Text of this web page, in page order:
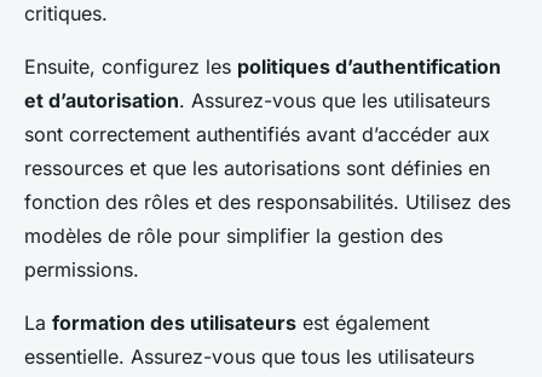
critiques.
Ensuite, configurez les politiques d’authentification
et d’autorisation. Assurez-vous que les utilisateurs
sont correctement authentifiés avant d’accéder aux
ressources et que les autorisations sont définies en
fonction des rôles et des responsabilités. Utilisez des
modèles de rôle pour simplifier la gestion des
permissions.
La formation des utilisateurs est également
essentielle. Assurez-vous que tous les utilisateurs